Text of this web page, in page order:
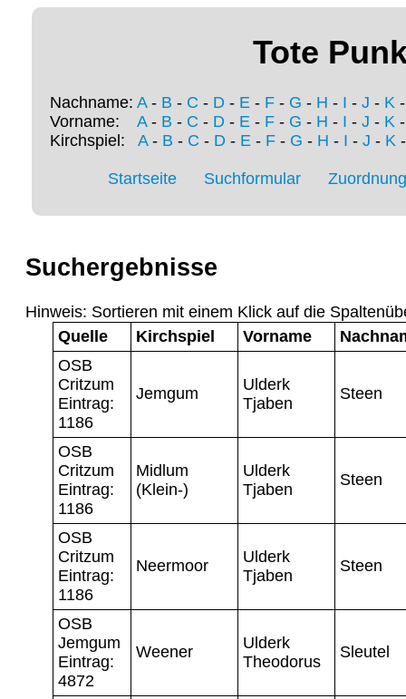
Tote
Nachname: A- B - C - D - E - F - G - H - I - J - K
Vorname: A- B - C - D - E - F - G - H - I - J - K
Kirchspiel: A- B - C - D- E- F- G - H - I - J - K
Startseite Suchformular
Suchergebnisse
Hinweis: Sortieren mit einem Klick auf die
Quelle
Kirchspiel Vorname
OSB
Critzum
Eintrag:
1186
Jemgum
Ulderk
Tjaben
Steen
OSB
Critzum
Eintrag:
1186
Midlum
(Klein-)
Ulderk
Tjaben
Steen
OSB
Critzum
Eintrag:
1186
Neermoor
Ulderk
Tjaben
Steen
OSB
Jemgum
Eintrag:
4872
Weener
Ulderk
Theodorus
Sleutel